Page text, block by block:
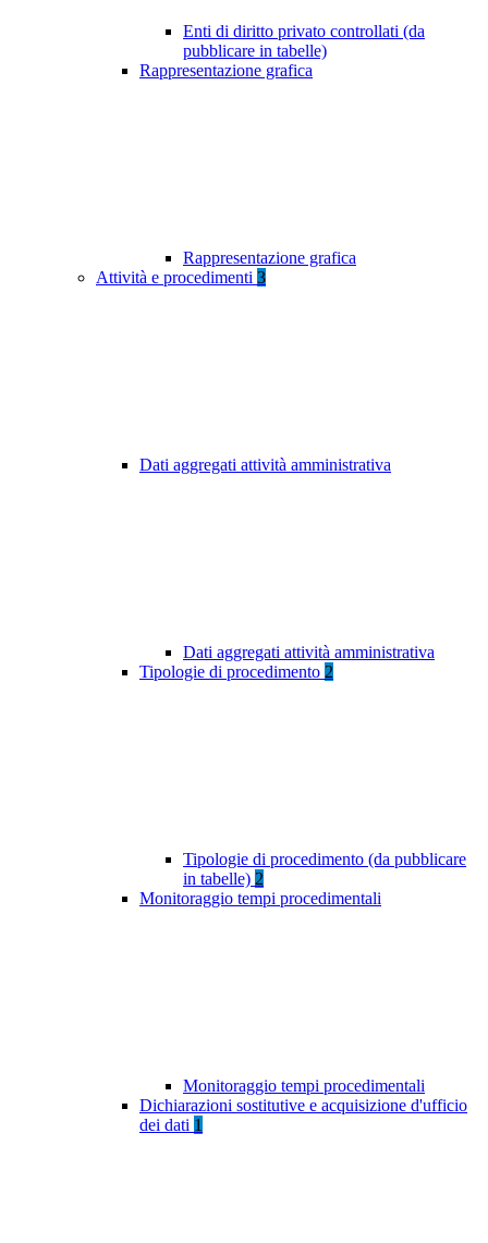
Enti di diritto privato controllati (da
pubblicare in tabelle)
Rappresentazione grafica
Rappresentazione grafica
Attività e procedimenti 3
Dati aggregati attività amministrativa
Dati aggregati attività amministrativa
Tipologie di procedimento 2
Tipologie di procedimento (da pubblicare
in tabelle) 2
Monitoraggio tempi procedimentali
Monitoraggio tempi procedimentali
Dichiarazioni sostitutive e acquisizione d'ufficio
dei dati 1